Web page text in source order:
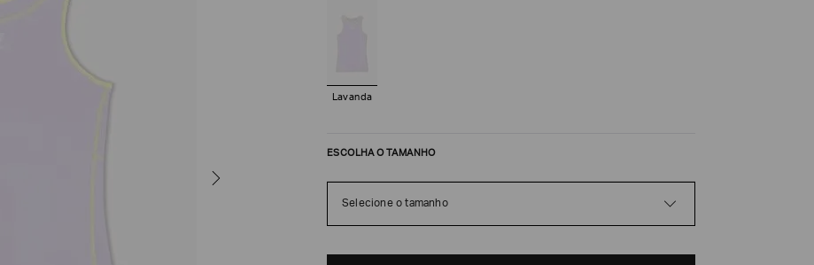
Lavanda
ESCOLHA O TAMANHO
Selecione o tamanho